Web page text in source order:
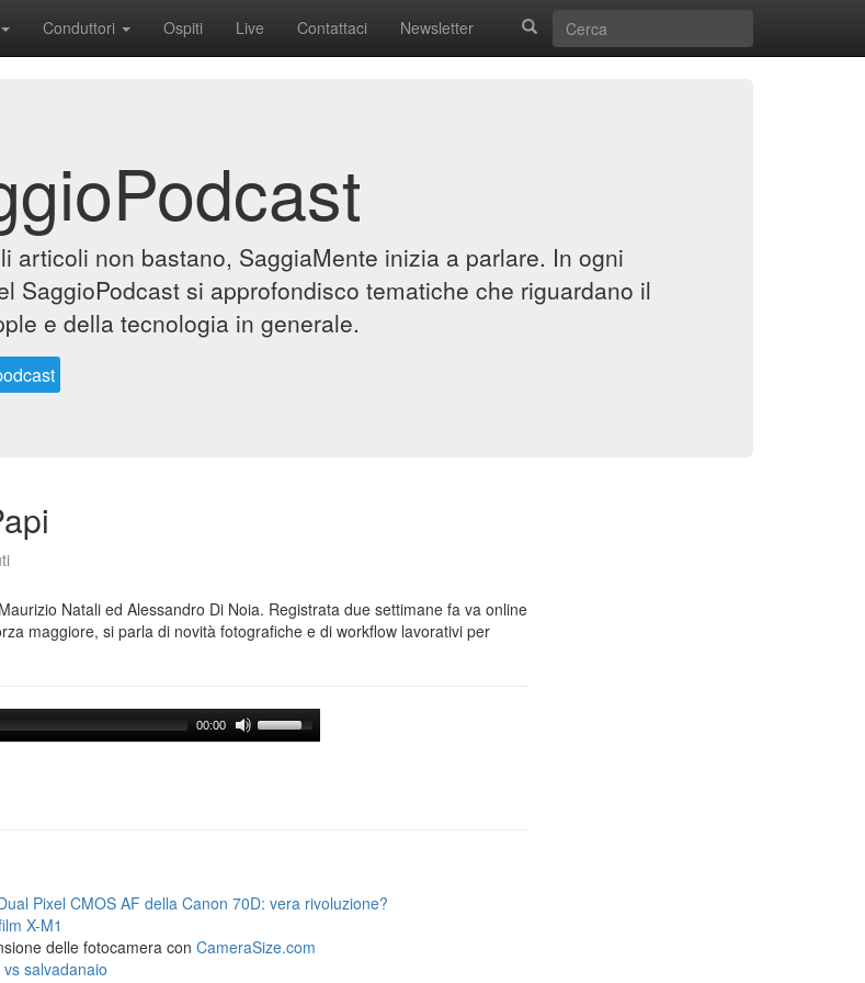
Conduttori Ospiti Live Contattaci Newsletter
articoli non bastano, SaggiaMente inizia a parlare. In ogni
SaggioPodcast si approfondisco tematiche che riguardano il
e della tecnologia in generale.
Natali ed Alessandro Di Noia. Registrata due settimane fa va online
maggiore, si parla di novità fotografiche e di workflow lavorativi per
00:00
Pixel CMOS AF della Canon 70D: vera rivoluzione?
X-M1
delle fotocamera con CameraSize.com
salvadanaio